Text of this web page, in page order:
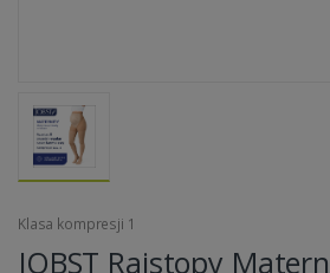
Klasa kompresji 1
JOBST Rajstopy